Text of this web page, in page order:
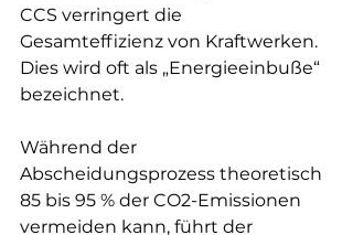
CCS verringert die
Gesamteffizienz von Kraftwerken.
Dies wird oft als „Energieeinbuße“
bezeichnet.
Während der
Abscheidungsprozess theoretisch
85 bis 95 % der CO2-Emissionen
vermeiden kann, führt der